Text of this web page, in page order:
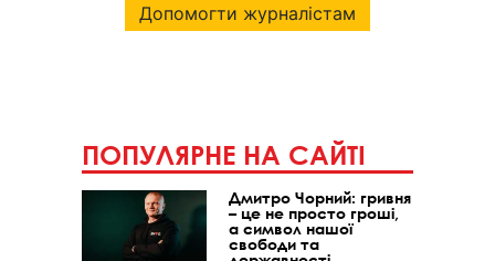
Допомогти журналістам
ПОПУЛЯРНЕ НА САЙТІ
Дмитро Чорний: гривня
– це не просто гроші,
а символ нашої
свободи та